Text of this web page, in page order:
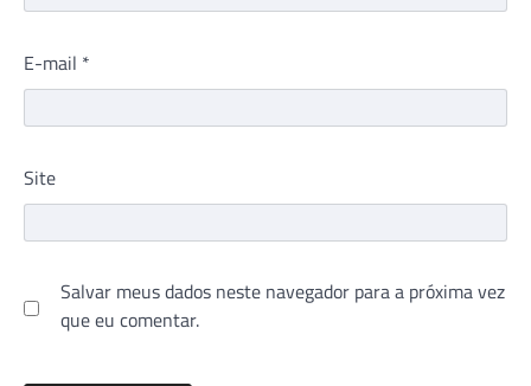
E-mail *
Site
Salvar meus dados neste navegador para a próxima vez
que eu comentar.